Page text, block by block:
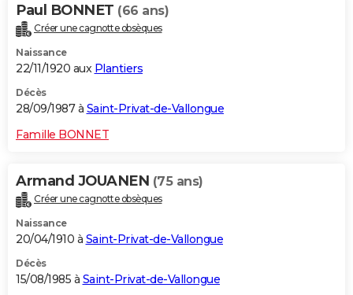
Paul BONNET (66 ans)
Créer une cagnotte obsèques
Naissance
22/11/1920 aux Plantiers
Décès
28/09/1987 à Saint-Privat-de-Vallongue
Famille BONNET
Armand JOUANEN (75 ans)
Créer une cagnotte obsèques
Naissance
20/04/1910 à Saint-Privat-de-Vallongue
Décès
15/08/1985 à Saint-Privat-de-Vallongue